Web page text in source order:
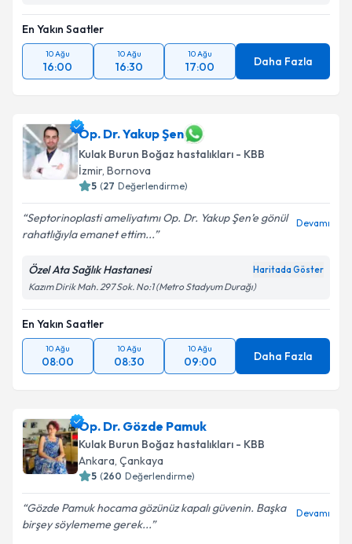
En Yakın Saatler
10 Ağu
16:00
10 Ağu
16:30
10 Ağu
17:00 Daha Fazla
Op. Dr. Yakup Şen
Kulak Burun Boğaz hastalıkları - KBB
İzmir, Bornova
5 (27 Değerlendirme)
Septorinoplasti ameliyatımı Op. Dr. Yakup Şen’e gönül
rahatlığıyla emanet ettim...
Devamı
Özel Ata Sağlık Hastanesi Haritada Göster
Kazım Dirik Mah. 297 Sok. No:1 (Metro Stadyum Durağı)
En Yakın Saatler
10 Ağu
08:00
10 Ağu
08:30
10 Ağu
09:00 Daha Fazla
Op. Dr. Gözde Pamuk
Kulak Burun Boğaz hastalıkları - KBB
Ankara, Çankaya
5 (260 Değerlendirme)
Gözde Pamuk hocama gözünüz kapalı güvenin. Başka
birşey söylememe gerek...
Devamı